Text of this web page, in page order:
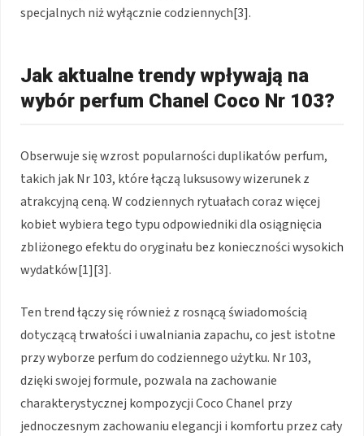
specjalnych niż wyłącznie codziennych[3].
Jak aktualne trendy wpływają na
wybór perfum Chanel Coco Nr 103?
Obserwuje się wzrost popularności duplikatów perfum,
takich jak Nr 103, które łączą luksusowy wizerunek z
atrakcyjną ceną. W codziennych rytuałach coraz więcej
kobiet wybiera tego typu odpowiedniki dla osiągnięcia
zbliżonego efektu do oryginału bez konieczności wysokich
wydatków[1][3].
Ten trend łączy się również z rosnącą świadomością
dotyczącą trwałości i uwalniania zapachu, co jest istotne
przy wyborze perfum do codziennego użytku. Nr 103,
dzięki swojej formule, pozwala na zachowanie
charakterystycznej kompozycji Coco Chanel przy
jednoczesnym zachowaniu elegancji i komfortu przez cały